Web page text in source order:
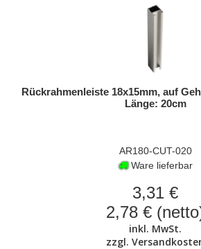
Rückrahmenleiste 18x15mm, auf
Länge: 20cm
AR180-CUT-020
Ware lieferbar
3,31 €
2,78 €
inkl. MwSt.
zzgl.